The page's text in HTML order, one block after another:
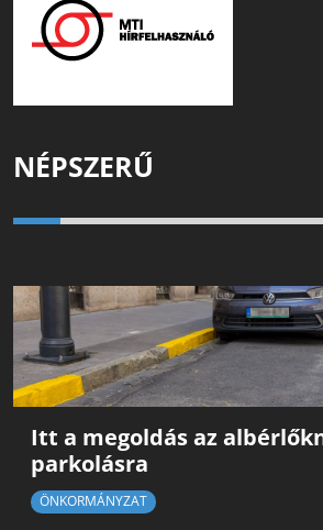
NÉPSZERŰ
Itt a megoldás az
parkolásra
ÖNKORMÁNYZAT